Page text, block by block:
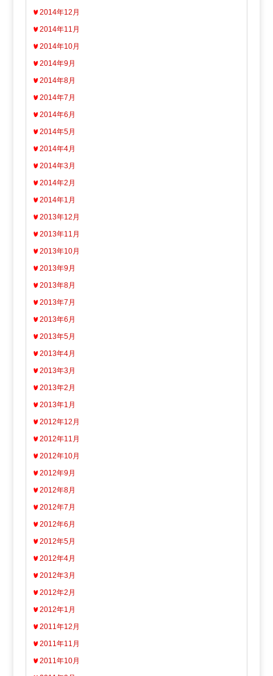
2014年12月
2014年11月
2014年10月
2014年9月
2014年8月
2014年7月
2014年6月
2014年5月
2014年4月
2014年3月
2014年2月
2014年1月
2013年12月
2013年11月
2013年10月
2013年9月
2013年8月
2013年7月
2013年6月
2013年5月
2013年4月
2013年3月
2013年2月
2013年1月
2012年12月
2012年11月
2012年10月
2012年9月
2012年8月
2012年7月
2012年6月
2012年5月
2012年4月
2012年3月
2012年2月
2012年1月
2011年12月
2011年11月
2011年10月